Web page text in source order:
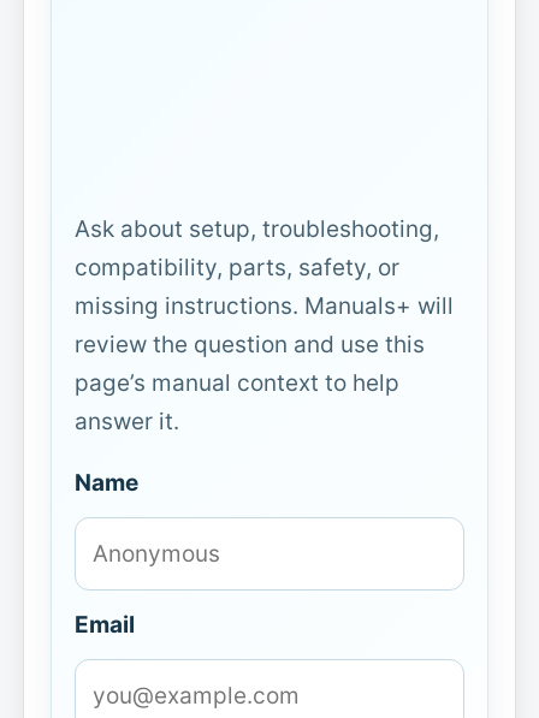
Ask about setup, troubleshooting,
compatibility, parts, safety, or
missing instructions. Manuals+ will
review the question and use this
page’s manual context to help
answer it.
Name
Email